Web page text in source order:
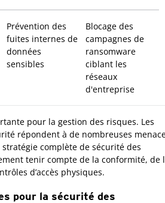
Prévention des
fuites internes de
données
sensibles
Blocage des
campagnes de
ransomware
ciblant les
réseaux
d'entreprise
pour la gestion des risques. Les
répondent à de nombreuses
complète de sécurité des
tenir compte de la conformité, de
d’accès physiques.
pour la sécurité des